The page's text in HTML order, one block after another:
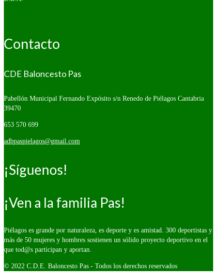
Contacto
CDE Baloncesto Pas
Pabellón Municipal Fernando Expósito s/n Renedo de Piélagos Cantabria
39470
653 570 699
adbpaspielagos@gmail.com
¡Síguenos!
¡Ven a la familia Pas!
Piélagos es grande por naturaleza, es deporte y es amistad. 300 deportistas y
más de 50 mujeres y hombres sostienen un sólido proyecto deportivo en el
que tod@s participan y aportan.
© 2022 C.D.E. Baloncesto Pas - Todos los derechos reservados